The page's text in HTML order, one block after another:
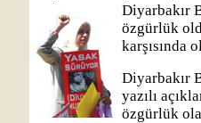
Diyarbakır
özgürlük
karşısında
Diyarbakır
yazılı
özgürlük